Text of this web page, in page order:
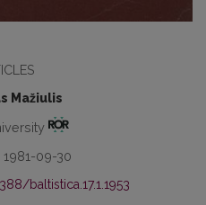
Mažiulis
09-30
baltistica.17.1.1953